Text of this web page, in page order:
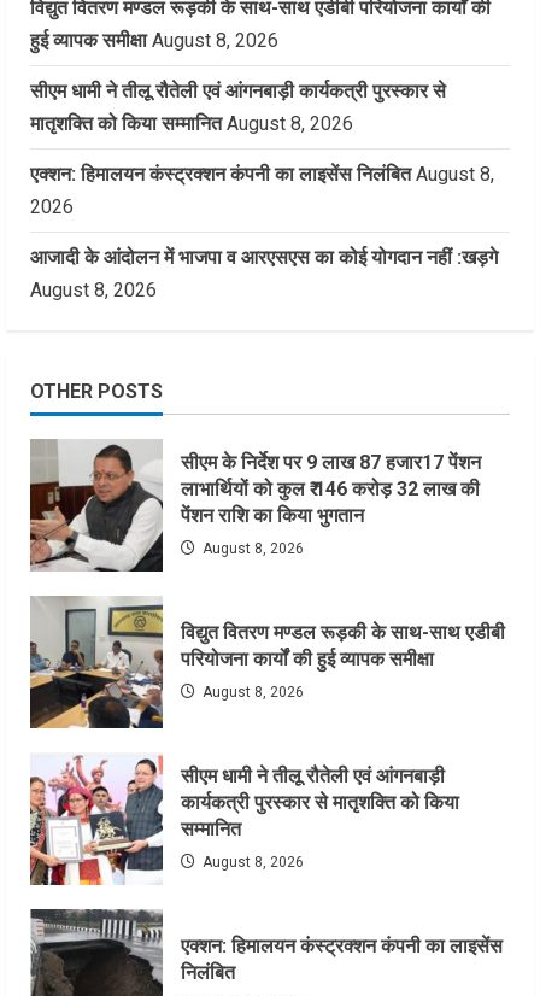
विद्युत वितरण मण्डल रूड़की के साथ-साथ एडीबी परियोजना कार्यों की
हुई व्यापक समीक्षा August 8, 2026
सीएम धामी ने तीलू रौतेली एवं आंगनबाड़ी कार्यकत्री पुरस्कार से
मातृशक्ति को किया सम्मानित August 8, 2026
एक्शन: हिमालयन कंस्ट्रक्शन कंपनी का लाइसेंस निलंबित August 8,
2026
आजादी के आंदोलन में भाजपा व आरएसएस का कोई योगदान नहीं :खड़गे
August 8, 2026
OTHER POSTS
सीएम के निर्देश पर 9 लाख 87 हजार17 पेंशन
लाभार्थियों को कुल ₹ 146 करोड़ 32 लाख की
पेंशन राशि का किया भुगतान
August 8, 2026
विद्युत वितरण मण्डल रूड़की के साथ-साथ एडीबी
परियोजना कार्यों की हुई व्यापक समीक्षा
August 8, 2026
सीएम धामी ने तीलू रौतेली एवं आंगनबाड़ी
कार्यकत्री पुरस्कार से मातृशक्ति को किया
सम्मानित
August 8, 2026
एक्शन: हिमालयन कंस्ट्रक्शन कंपनी का लाइसेंस
निलंबित